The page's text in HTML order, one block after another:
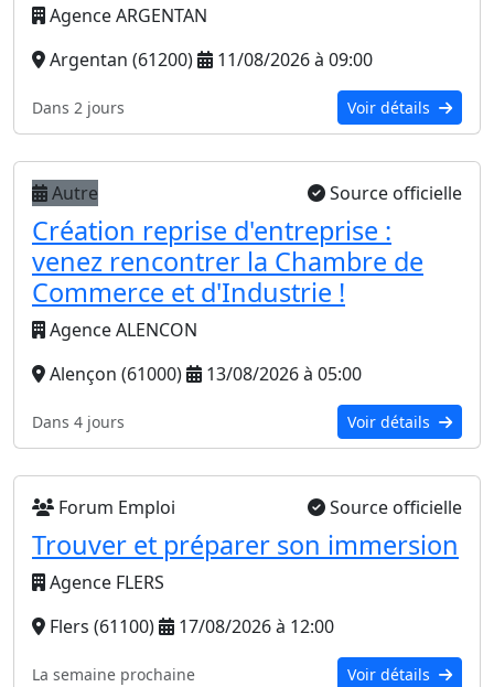
Agence ARGENTAN
Argentan (61200)
11/08/2026 à 09:00
Dans 2 jours Voir détails
Autre Source officielle
Création reprise d'entreprise :
venez rencontrer la Chambre de
Commerce et d'Industrie !
Agence ALENCON
Alençon (61000)
13/08/2026 à 05:00
Dans 4 jours Voir détails
Forum Emploi Source officielle
Trouver et préparer son immersion
Agence FLERS
Flers (61100)
17/08/2026 à 12:00
La semaine prochaine Voir détails